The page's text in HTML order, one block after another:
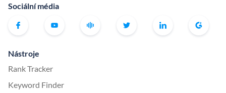
Sociální média
Nástroje
Rank Tracker
Keyword Finder